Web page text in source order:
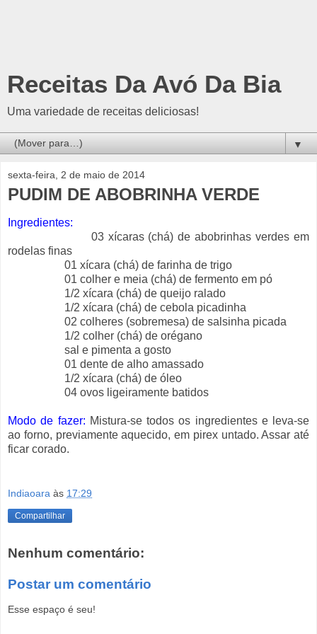
Receitas Da Avó Da Bia
Uma variedade de receitas deliciosas!
▼
sexta-feira, 2 de maio de 2014
PUDIM DE ABOBRINHA VERDE
Ingredientes:
03 xícaras (chá) de abobrinhas verdes em
rodelas finas
01 xícara (chá) de farinha de trigo
01 colher e meia (chá) de fermento em pó
1/2 xícara (chá) de queijo ralado
1/2 xícara (chá) de cebola picadinha
02 colheres (sobremesa) de salsinha picada
1/2 colher (chá) de orégano
sal e pimenta a gosto
01 dente de alho amassado
1/2 xícara (chá) de óleo
04 ovos ligeiramente batidos
Modo de fazer: Mistura-se todos os ingredientes e leva-se
ao forno, previamente aquecido, em pirex untado. Assar até
ficar corado.
Indiaoara às 17:29
Compartilhar
Nenhum comentário:
Postar um comentário
Esse espaço é seu!